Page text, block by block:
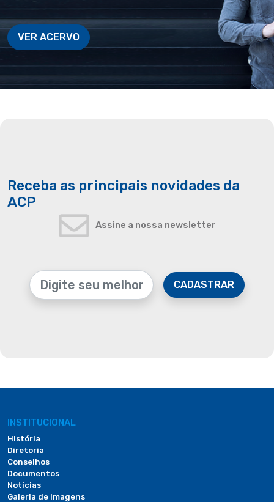
VER ACERVO
Receba as principais novidades da
ACP
Assine a nossa newsletter
CADASTRAR
INSTITUCIONAL
História
Diretoria
Conselhos
Documentos
Notícias
Galeria de Imagens